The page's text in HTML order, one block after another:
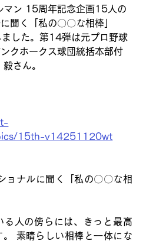
マン 15周年記念企画15人の
聞く「私の〇〇な相棒」
した。第14弾は元プロ野球
クホークス球団統括本部付
さん。
15th-v14251120wt
ョナルに聞く「私の〇〇な相
る人の傍らには、きっと最高
素晴らしい相棒と一体にな